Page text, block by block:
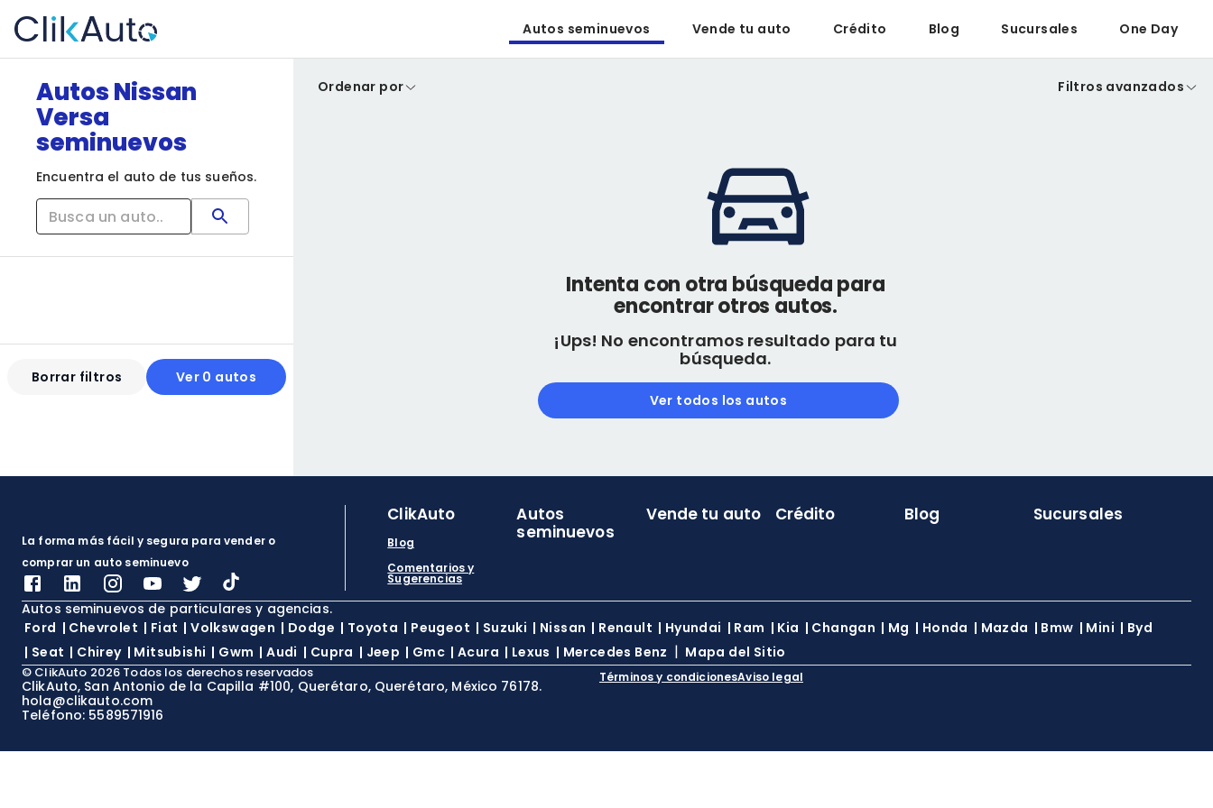
Autos seminuevos Vende tu auto Crédito Blog Sucursales One Day
Autos Nissan
Versa
seminuevos
Encuentra el auto de tus sueños.
Borrar filtros Ver 0 autos
Ordenar por Filtros avanzados
Intenta con otra búsqueda para
encontrar otros autos.
¡Ups! No encontramos resultado para tu
búsqueda.
Ver todos los autos
La forma más fácil y segura para vender o
comprar un auto seminuevo
ClikAuto
Blog
Comentarios y
Sugerencias
Autos
seminuevos
Vende tu auto Crédito Blog Sucursales
Autos seminuevos de particulares y agencias.
Ford | Chevrolet | Fiat |Volkswagen | Dodge | Toyota | Peugeot | Suzuki | Nissan | Renault | Hyundai | Ram | Kia | Changan | Mg | Honda | Mazda | Bmw | Mini | Byd
| Seat | Chirey | Mitsubishi | Gwm |Audi | Cupra | Jeep | Gmc | Acura | Lexus | Mercedes Benz | Mapa del Sitio
© ClikAuto 2026 Todos los derechos reservados
ClikAuto, San Antonio de la Capilla #100, Querétaro, Querétaro, México 76178.
hola@clikauto.com
Teléfono: 5589571916
Términos y condicionesAviso legal